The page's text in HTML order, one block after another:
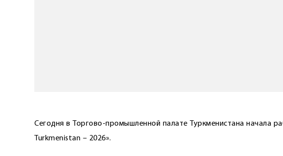
Сегодня в Торгово-промышленной палате Туркменистана начала
Turkmenistan – 2026».